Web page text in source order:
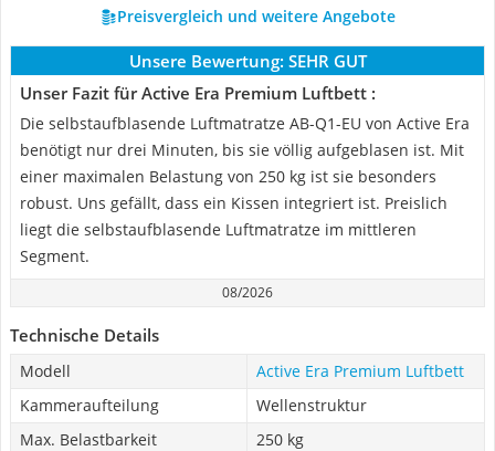
Preisvergleich und weitere Angebote
Unsere Bewertung: SEHR GUT
Unser Fazit für Active Era Premium Luftbett :
Die selbstaufblasende Luftmatratze AB-Q1-EU von Active Era
benötigt nur drei Minuten, bis sie völlig aufgeblasen ist. Mit
einer maximalen Belastung von 250 kg ist sie besonders
robust. Uns gefällt, dass ein Kissen integriert ist. Preislich
liegt die selbstaufblasende Luftmatratze im mittleren
Segment.
08/2026
Technische Details
Modell
Active Era Premium Luftbett
Kammeraufteilung
Wellenstruktur
Max. Belastbarkeit
250 kg